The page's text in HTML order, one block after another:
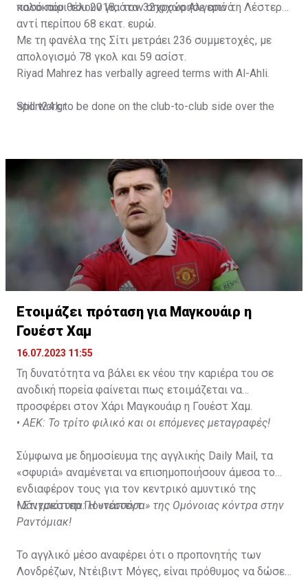
ποσό που θέλουν για τον 32χρονο Αλγερινό.
καλοκαίρι του 2018, όταν αποχώρησε από τη Λέστερ
αντί περίπου 68 εκατ. ευρώ.
Με τη φανέλα της Σίτι μετράει 236 συμμετοχές, με
απολογισμό 78 γκολ και 59 ασίστ.
Riyad Mahrez has verbally agreed terms with Al-Ahli.
Still work to be done on the club-to-club side over the
Not a done deal yet, but Mahrez is keen on the move and
Al-Ahli hope to move fast.🇸🇦
pic.twitter.com/Z0SmniQXIP
— Ben Jacobs (@JacobsBen)
July 15, 2023
sport24.gr
Ετοιμάζει πρόταση για Μαγκουάιρ η
Γουέστ Χαμ
16.07.2023 11:55
Τη δυνατότητα να βάλει εκ νέου την καριέρα του σε
ανοδική πορεία φαίνεται πως ετοιμάζεται να
προσφέρει στον Χάρι Μαγκουάιρ η Γουέστ Χαμ.
•ΑΕΚ: Το τρίτο φιλικό και οι επόμενες μεταγραφές!
Σύμφωνα με δημοσίευμα της αγγλικής Daily Mail, τα
«σφυριά» αναμένεται να επισημοποιήσουν άμεσα το
ενδιαφέρον τους για τον κεντρικό αμυντικό της
Μάντσεστερ Γιουνάιτεντ.
•Στιγμιότυπα: H «τεσσάρα» της Ομόνοιας κόντρα στην
Ραντόμιακ!
To αγγλικό μέσο αναφέρει ότι ο προπονητής των
Λονδρέζων, Ντέιβιντ Μόγες, είναι πρόθυμος να δώσει